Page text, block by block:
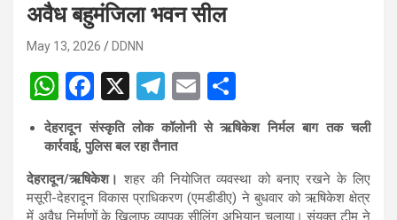
अवैध बहुमंजिला भवन सील
May 13, 2026 DDNN
W
h
at
s
A
F
a
ce
b
o
X
T
el
e
gr
a
E
m
ail
h
ar
e
देहरादून संस्कृति लोक कॉलोनी से ऋषिकेश निर्मल बाग तक चली
कार्रवाई, पुलिस बल रहा तैनात
देहरादून/ऋषिकेश। शहर की नियोजित व्यवस्था को बनाए रखने के लिए
मसूरी-देहरादून विकास प्राधिकरण (एमडीडीए) ने बुधवार को ऋषिकेश क्षेत्र
में अवैध निर्माणों के खिलाफ व्यापक सीलिंग अभियान चलाया। संयुक्त टीम ने